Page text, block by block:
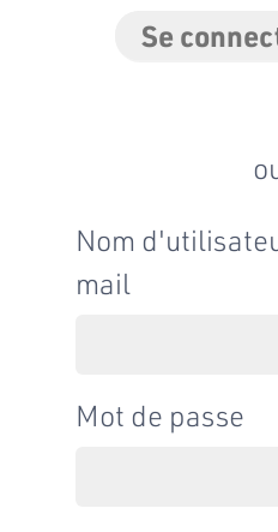
Se
Nom
mail
Mot de passe